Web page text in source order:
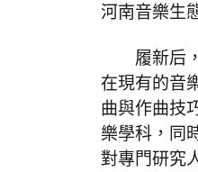
河南音樂生
履新后
在現有的音
曲與作曲技
樂學科，同
對專門研究